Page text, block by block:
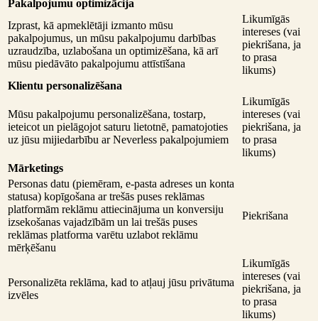
Pakalpojumu optimizācija
Izprast, kā apmeklētāji izmanto mūsu
pakalpojumus, un mūsu pakalpojumu darbības
uzraudzība, uzlabošana un optimizēšana, kā arī
mūsu piedāvāto pakalpojumu attīstīšana
Likumīgās
intereses (vai
piekrišana, ja
to prasa
likums)
Klientu personalizēšana
Mūsu pakalpojumu personalizēšana, tostarp,
ieteicot un pielāgojot saturu lietotnē, pamatojoties
uz jūsu mijiedarbību ar Neverless pakalpojumiem
Likumīgās
intereses (vai
piekrišana, ja
to prasa
likums)
Mārketings
Personas datu (piemēram, e-pasta adreses un konta
statusa) kopīgošana ar trešās puses reklāmas
platformām reklāmu attiecinājuma un konversiju
izsekošanas vajadzībām un lai trešās puses
reklāmas platforma varētu uzlabot reklāmu
mērķēšanu
Piekrišana
Personalizēta reklāma, kad to atļauj jūsu privātuma
izvēles
Likumīgās
intereses (vai
piekrišana, ja
to prasa
likums)